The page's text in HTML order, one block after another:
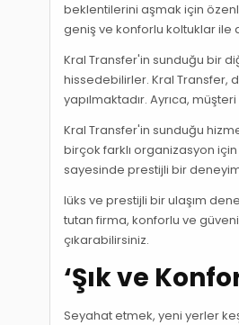
beklentilerini aşmak için
geniş ve konforlu koltuklar ile
Kral Transfer'in sunduğu bir
hissedebilirler. Kral Transfer,
yapılmaktadır. Ayrıca,
Kral Transfer'in sunduğu
birçok farklı organizasyon
sayesinde prestijli bir
lüks ve prestijli bir ulaşım
tutan firma, konforlu ve
çıkarabilirsiniz.
‘Şık ve
Seyahat etmek, yeni yerler